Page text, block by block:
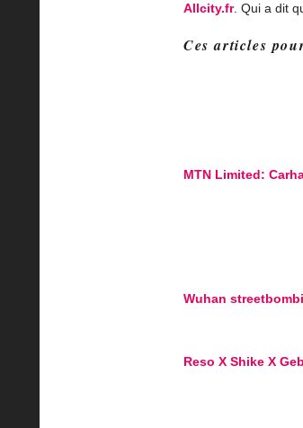
Allcity.fr. Qui a dit
Ces articles
MTN Limited:
Wuhan
Reso X Shike X